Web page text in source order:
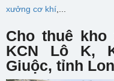
xưởng cơ khí,...
Cho thuê
KCN Lô K,
Giuộc, tỉnh